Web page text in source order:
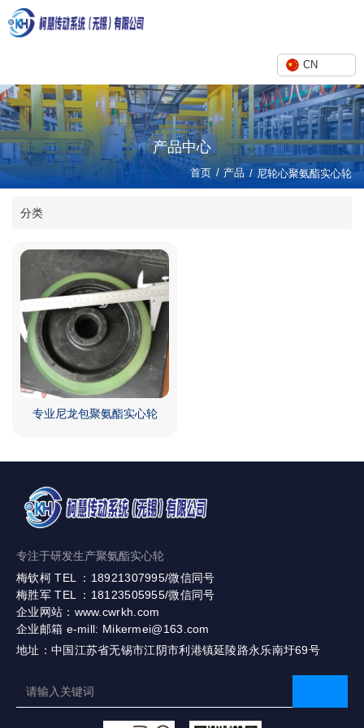
CN
产品中心
首页 / 产品 / 尼轮心聚氨酯实心轮
分类
专业尼龙包聚氨酯实心轮
专注于研发生产聚氨酯实心轮
梅钦柯 TEL ：18921307995/微信同号
梅胜军 TEL ：18123505955/微信同号
企业网站：www.cwrkh.com
企业邮箱 e-mill: Mikermei@163.com
地址：中国江苏省无锡市江阴市利港镇延陵路永乐南圩69号